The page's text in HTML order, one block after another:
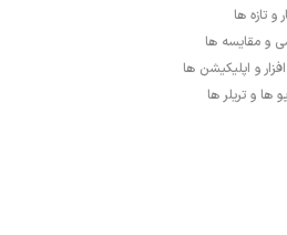
و تازه ها
و مقایسه ها
و اپلیکیشن ها
ها و تریلر ها